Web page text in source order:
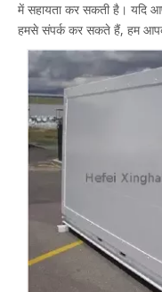
में सहायता कर सकती है। यदि
हमसे संपर्क कर सकते हैं, हम